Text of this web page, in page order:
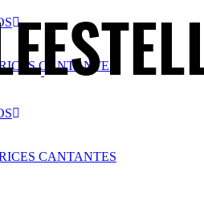
CANTANTES
CANTANTES